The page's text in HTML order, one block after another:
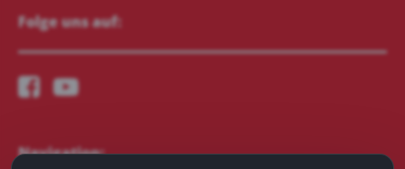
Folge uns auf:
Navigation: